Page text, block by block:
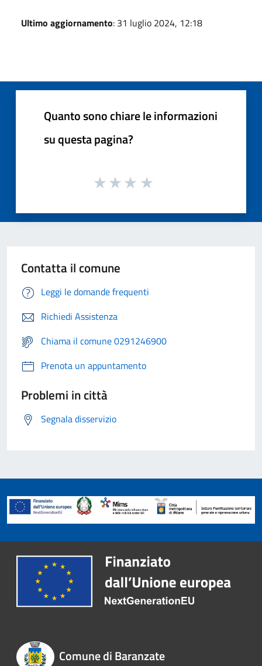
Ultimo aggiornamento: 31 luglio 2024, 12:18
Quanto sono chiare le informazioni
su questa pagina?
Contatta il comune
Leggi le domande frequenti
Richiedi Assistenza
Chiama il comune 0291246900
Prenota un appuntamento
Problemi in città
Segnala disservizio
Comune di Baranzate